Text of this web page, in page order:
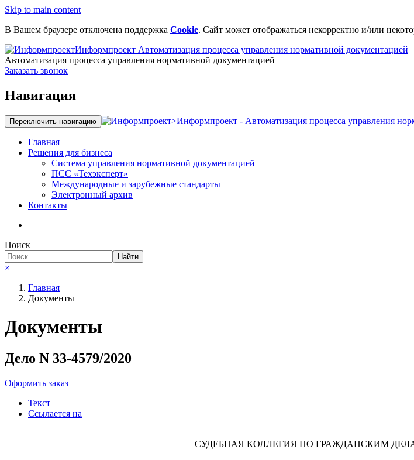
Skip to main content
В Вашем браузере отключена поддержка Cookie. Сайт может отображаться некорректно и/или
Информпроект Автоматизация процесса управления нормативной документацией
Автоматизация процесса управления нормативной документацией
Заказать звонок
Навигация
Переключить навигацию >Информпроект - Автоматизация процесса управления
Главная
Решения для бизнеса
Система управления нормативной документацией
ПСС «Техэксперт»
Международные и зарубежные стандарты
Электронный архив
Контакты
Поиск
Найти
×
Главная
Документы
Документы
Дело N 33-4579/2020
Оформить заказ
Текст
Ссылается на
СУДЕБНАЯ КОЛЛЕГИЯ ПО ГРАЖДАНСКИМ